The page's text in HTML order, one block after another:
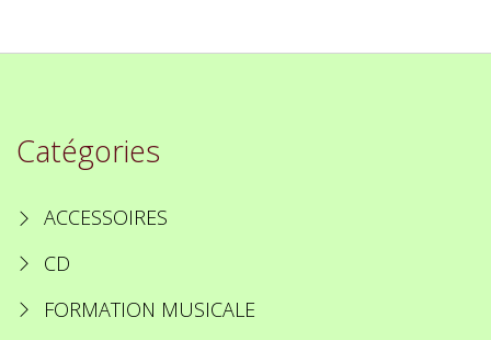
Catégories
ACCESSOIRES
CD
FORMATION MUSICALE